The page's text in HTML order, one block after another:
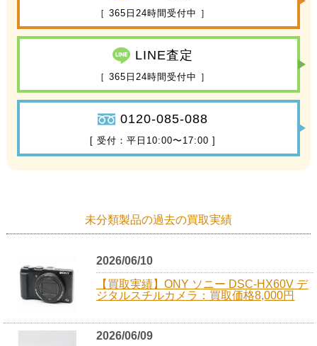
［ 365日24時間受付中 ］
LINE査定
［ 365日24時間受付中 ］
0120-085-088
[ 受付：平日10:00〜17:00 ]
未分類製品の過去の買取実績
2026/06/10
【買取実績】ONY ソニー DSC-HX60V デ
ジタルスチルカメラ：買取価格8,000円
2026/06/09